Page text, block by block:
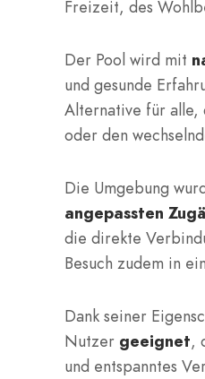
Freizeit, des
Der Pool wird mit
und gesunde
Alternative für alle,
oder den
Die Umgebung
angepassten
die direkte
Besuch zudem in
Dank seiner
Nutzer geeignet,
und entspanntes